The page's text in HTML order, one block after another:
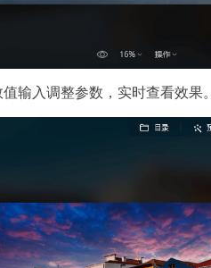
输入调整参数，实时查看效果。